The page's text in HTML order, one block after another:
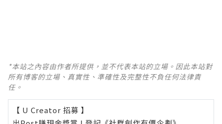
*本站之內容由作者所提供，並不代表本站的立場。因此本站對
所有博客的立場、真實性、準確性及完整性不負任何法律責
任。
【 U Creator 招募 】